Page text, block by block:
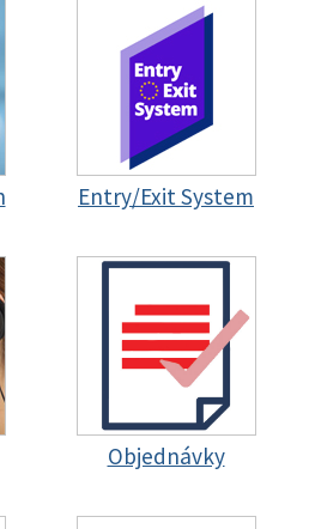
Entry/Exit System
Objednávky